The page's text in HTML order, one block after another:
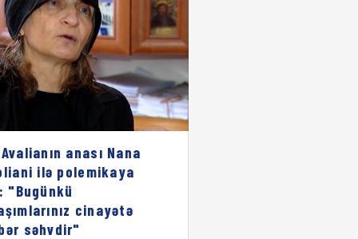
anası Nana
ilə polemikaya
"Bugünkü
cinayətə
səhvdir"